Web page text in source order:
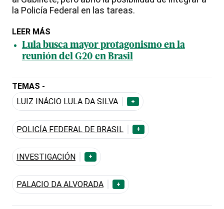
la Policía Federal en las tareas.
LEER MÁS
Lula busca mayor protagonismo en la
reunión del G20 en Brasil
TEMAS -
LUIZ INÁCIO LULA DA SILVA
+
POLICÍA FEDERAL DE BRASIL +
INVESTIGACIÓN +
PALACIO DA ALVORADA +